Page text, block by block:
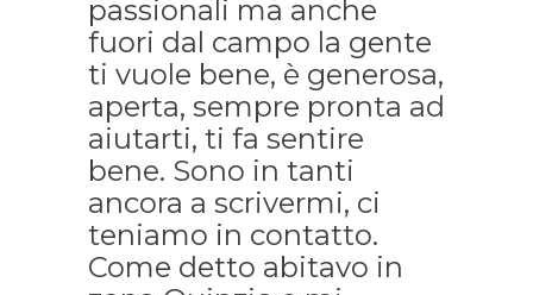
passionali ma anche
fuori dal campo la gente
ti vuole bene, è generosa,
aperta, sempre pronta ad
aiutarti, ti fa sentire
bene. Sono in tanti
ancora a scrivermi, ci
teniamo in contatto.
Come detto abitavo in